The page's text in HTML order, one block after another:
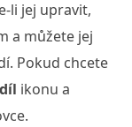
li jej upravit,
a můžete jej
Pokud chcete
ikonu a